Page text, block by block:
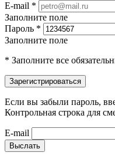
E-mail *
Заполните поле
Пароль *
Заполните поле
* Заполните все
Если вы забыли пароль,
Контрольная строка для
E-mail